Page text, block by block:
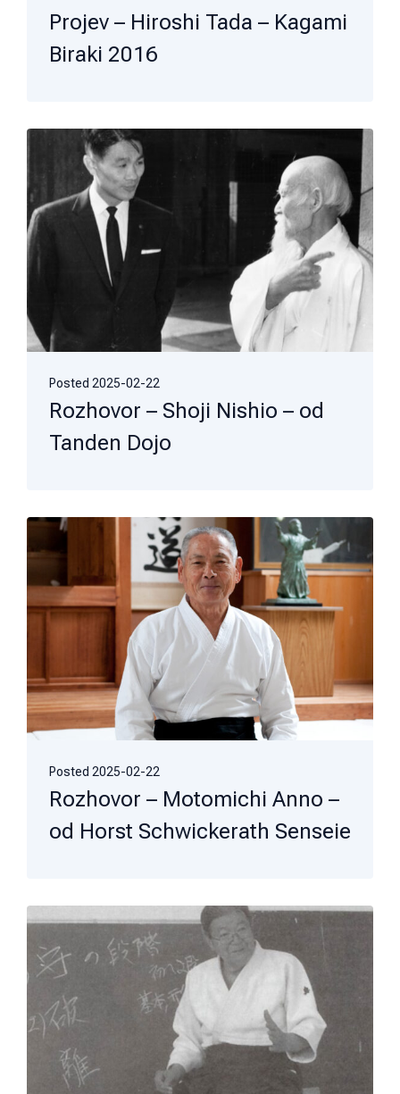
Projev – Hiroshi Tada – Kagami
Biraki 2016
Posted 2025-02-22
Rozhovor – Shoji Nishio – od
Tanden Dojo
Posted 2025-02-22
Rozhovor – Motomichi Anno –
od Horst Schwickerath Senseie